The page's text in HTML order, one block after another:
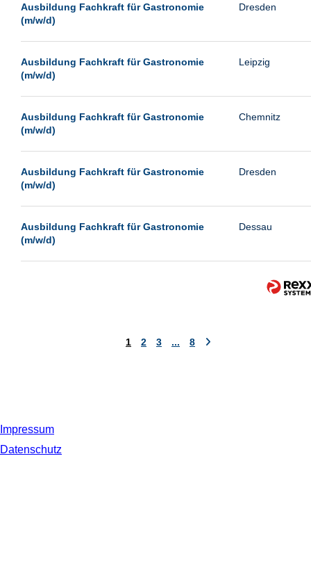
Ausbildung Fachkraft für Gastronomie
(m/w/d)
Dresden
Ausbildung Fachkraft für Gastronomie
(m/w/d)
Leipzig
Ausbildung Fachkraft für Gastronomie
(m/w/d)
Chemnitz
Ausbildung Fachkraft für Gastronomie
(m/w/d)
Dresden
Ausbildung Fachkraft für Gastronomie
(m/w/d)
Dessau
1 2 3 ... 8
Impressum
Datenschutz